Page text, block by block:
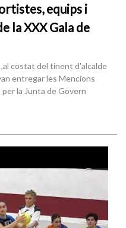
equips i
la XXX Gala de
,al costat del tinent d'alcalde
entregar les Mencions
la Junta de Govern